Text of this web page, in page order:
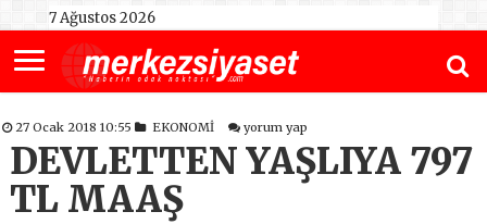
7 Ağustos 2026
27 Ocak 2018 10:55 EKONOMİ yorum yap
DEVLETTEN YAŞLIYA 797
TL MAAŞ